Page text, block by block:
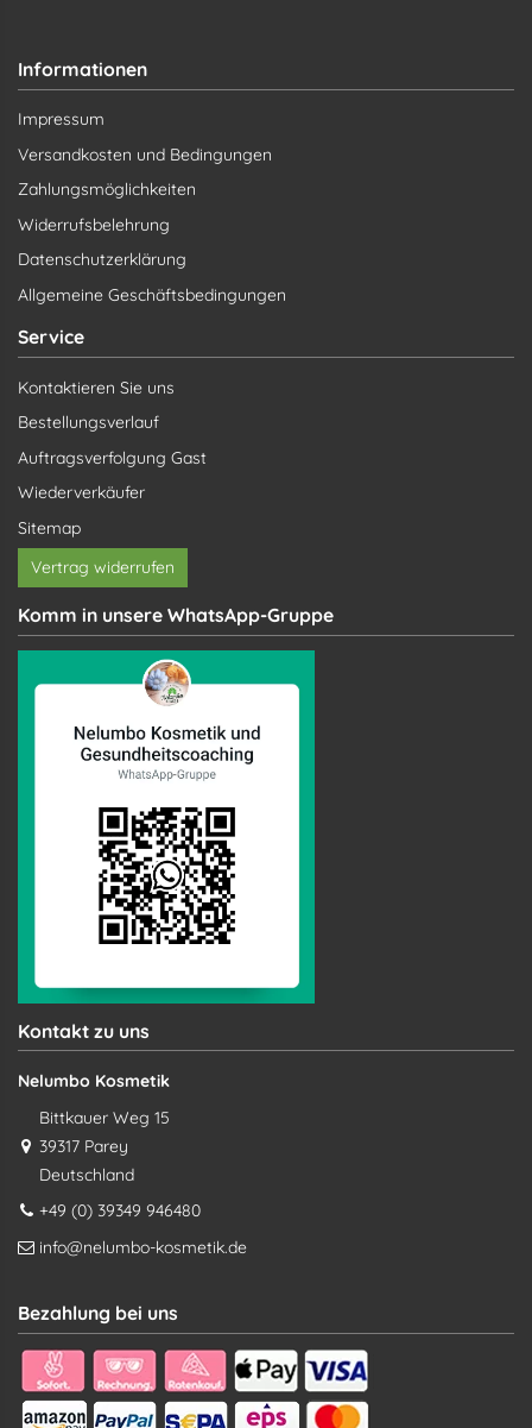
Informationen
Impressum
Versandkosten und Bedingungen
Zahlungsmöglichkeiten
Widerrufsbelehrung
Datenschutzerklärung
Allgemeine Geschäftsbedingungen
Service
Kontaktieren Sie uns
Bestellungsverlauf
Auftragsverfolgung Gast
Wiederverkäufer
Sitemap
Vertrag widerrufen
Komm in unsere WhatsApp-Gruppe
Kontakt zu uns
Nelumbo Kosmetik
Bittkauer Weg 15
39317 Parey
Deutschland
+49 (0) 39349 946480
info@nelumbo-kosmetik.de
Bezahlung bei uns